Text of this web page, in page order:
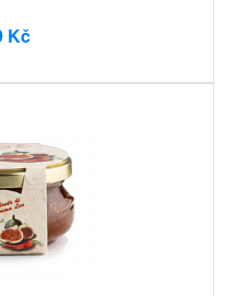
Kč